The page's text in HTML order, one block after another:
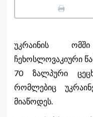
უკრაინის
ჩეხოსლოვაკიური
70 ზალპური
რომლებიც
მიაწოდეს.